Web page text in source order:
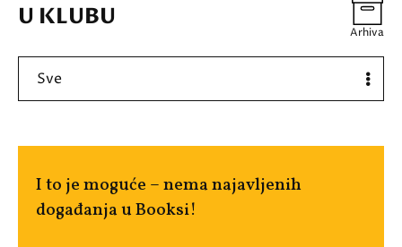
U KLUBU
Sve
Arhiva
I to je moguće – nema najavljenih
događanja u Booksi!